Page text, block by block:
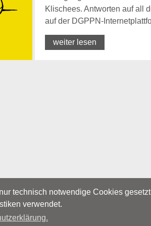
technisch notwendige Cookies
verwendet.
Klischees. Antworten auf all
auf der DGPPN-
weiter lesen